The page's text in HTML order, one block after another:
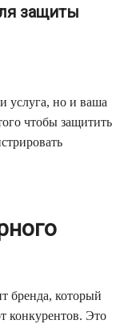
защиты
услуга, но и ваша
чтобы защитить
бренда, который
конкурентов. Это